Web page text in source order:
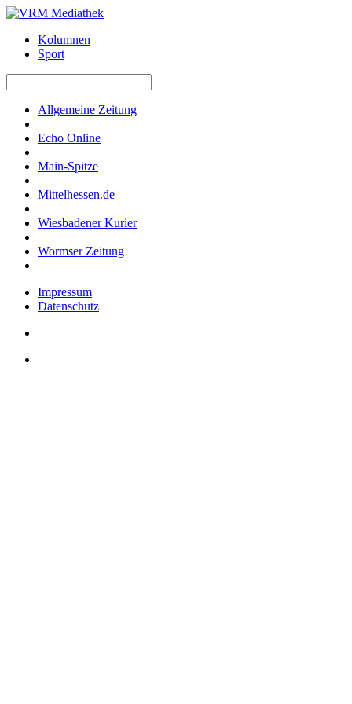
Kolumnen
Sport
Allgemeine Zeitung
Echo Online
Main-Spitze
Mittelhessen.de
Wiesbadener Kurier
Wormser Zeitung
Impressum
Datenschutz